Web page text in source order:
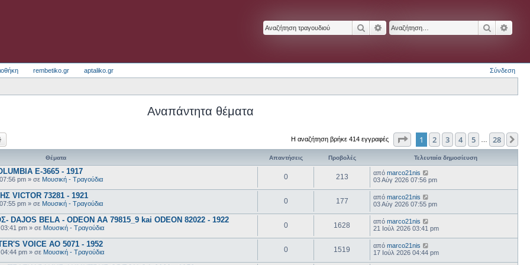
ΑναζήτησηΕιδική αναζήτηση
rembetiko.gr aptaliko.gr Σύνδεση
Αναπάντητα θέματα
Η αναζήτηση βρήκε 414 εγγραφές Σελίδα1 από 28
1 2 3 4 5 28
Θέματα Απαντήσεις Προβολές Τελευταία δημοσίευση
E-3665 - 1917
pm » σε Μουσική - Τραγούδια 0 213 από marco21nis
03 Αύγ 2026 07:56 pm
VICTOR 73281 - 1921
pm » σε Μουσική - Τραγούδια 0 177 από marco21nis
03 Αύγ 2026 07:55 pm
BELA - ODEON AA 79815_9 kai ODEON 82022 - 1922
pm » σε Μουσική - Τραγούδια 0 1628 από marco21nis
21 Ιούλ 2026 03:41 pm
VOICE AO 5071 - 1952
04:44 pm » σε Μουσική - Τραγούδια 0 1519 από marco21nis
17 Ιούλ 2026 04:44 pm